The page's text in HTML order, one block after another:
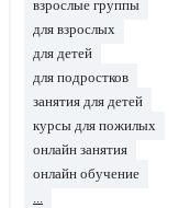
взрослые группы
для взрослых
для детей
для подростков
занятия для детей
курсы для пожилых
онлайн занятия
онлайн обучение
...